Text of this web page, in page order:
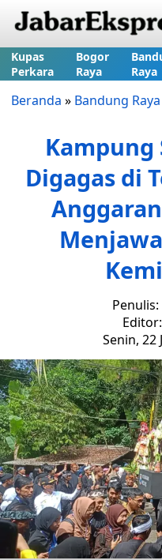
Kupas
Perkara
Bogor
Raya
Raya
Beranda » Bandung Raya
Kampung
Digagas di
Penulis:
Senin, 22